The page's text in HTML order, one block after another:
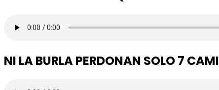
NI LA BURLA PERDONAN SOLO 7